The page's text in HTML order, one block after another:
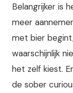
Belangrijker is
meer
met bier
waarschijnlijk
het zelf kiest.
de sober